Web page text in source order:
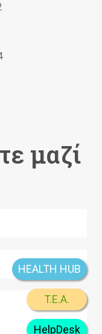
μαζί
HelpDesk
T.E.A.
HEALTH HUB